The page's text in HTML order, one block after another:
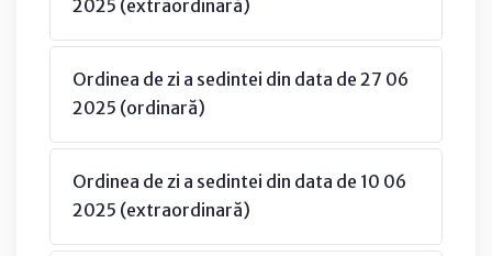
2025 (extraordinară)
Ordinea de zi a sedintei din data de 27 06
2025 (ordinară)
Ordinea de zi a sedintei din data de 10 06
2025 (extraordinară)